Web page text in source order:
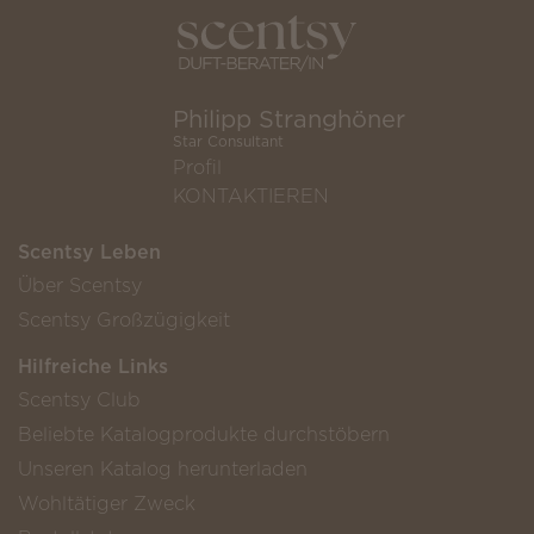
Philipp Stranghöner
Star Consultant
Profil
KONTAKTIEREN
Scentsy Leben
Über Scentsy
Scentsy Großzügigkeit
Hilfreiche Links
Scentsy Club
Beliebte Katalogprodukte durchstöbern
Unseren Katalog herunterladen
Wohltätiger Zweck